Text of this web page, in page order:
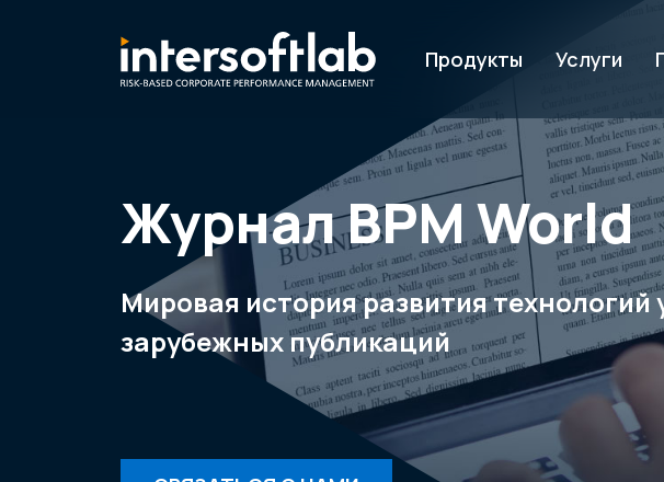
Продукты Услуги
Журнал ВРМ World
Мировая история развития
зарубежных публикаций